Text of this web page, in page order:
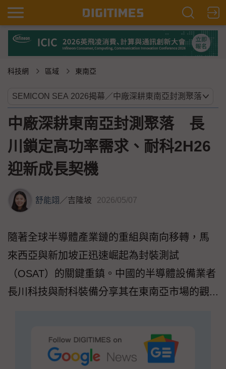
科技網 區域 東南亞
中廠深耕東南亞封測聚落 長
川鎖定高功率需求、耐科2H26
迎新成長契機
舒能翊 ／吉隆坡 2026/05/07
隨著全球半導體產業鏈的重組與南向移轉，馬
來西亞與新加坡正迅速崛起為封裝測試
（OSAT）的關鍵重鎮。中國的半導體設備業者
長川科技與耐科裝備分享其在東南亞市場的觀...